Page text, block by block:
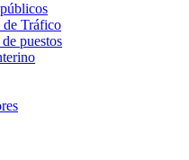
de Tráfico
puestos